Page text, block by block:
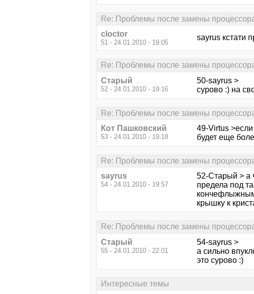
Re: Проблемы после замены
cloctor
51 - 24.01.2010 - 19:05
sayrus кстати
Re: Проблемы после замены
Старый
52 - 24.01.2010 - 19:16
50-sayrus >
сурово :) на
Re: Проблемы после замены
Кот Пашковский
53 - 24.01.2010 - 19:18
49-Virtus
будет еще
Re: Проблемы после замены
sayrus
54 - 24.01.2010 - 19:57
52-Старый > а
предела под
крышку к
Re: Проблемы после замены
Старый
55 - 24.01.2010 - 22:01
54-sayrus >
а сильно
это сурово :)
Интересные темы